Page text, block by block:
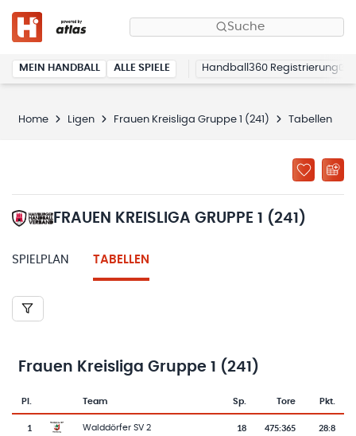
Suche
MEIN HANDBALL ALLE SPIELE Handball360 Registrierung
Home Ligen Frauen Kreisliga Gruppe 1 (241) Tabellen
FRAUEN KREISLIGA GRUPPE 1 (241)
SPIELPLAN TABELLEN
Frauen Kreisliga Gruppe 1 (241)
Pl.
Team-Logo
Team Sp. Tore Pkt.
1 Walddörfer SV 2 18 475:365 28:8